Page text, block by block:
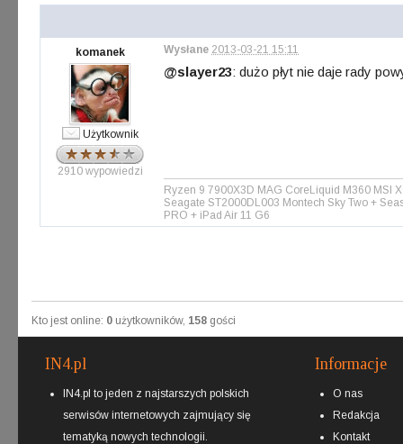
komanek
Użytkownik
2910 wypowiedzi
Wysłane 2013-03-21 15:11
@slayer23: dużo płyt nie daje rady
Ryzen 9 7900X3D MAG CoreLiquid M360 MSI
Seagate ST2000DL003 Montech Sky Two +
PRO + iPad Air 11 G6
Kto jest online: 0 użytkowników, 158 gości
IN4.pl
IN4.pl to jeden z najstarszych polskich
serwisów internetowych zajmujący się
tematyką nowych technologii.
Informacje
O nas
Redakcja
Kontakt